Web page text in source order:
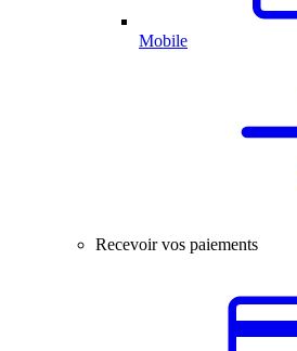
Mobile
Recevoir vos paiements